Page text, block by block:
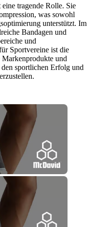
tragende Rolle. Sie
was sowohl
unterstützt. Im
Bandagen und
und
Sportvereine ist die
Markenprodukte und
sportlichen Erfolg und